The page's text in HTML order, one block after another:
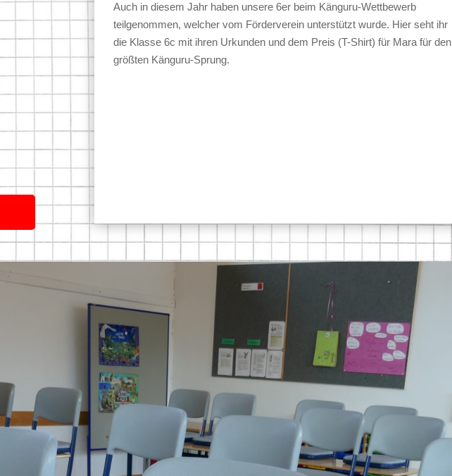
Auch in diesem Jahr haben unsere 6er beim Känguru-Wettbewerb
teilgenommen, welcher vom Förderverein unterstützt wurde. Hier seht ihr
die Klasse 6c mit ihren Urkunden und dem Preis (T-Shirt) für Mara für den
größten Känguru-Sprung.